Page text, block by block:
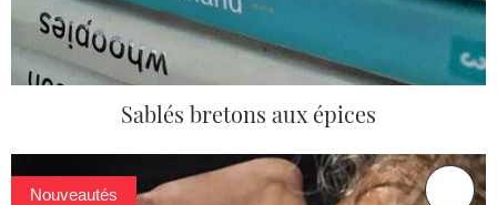
Sablés bretons aux épices
Nouveautés